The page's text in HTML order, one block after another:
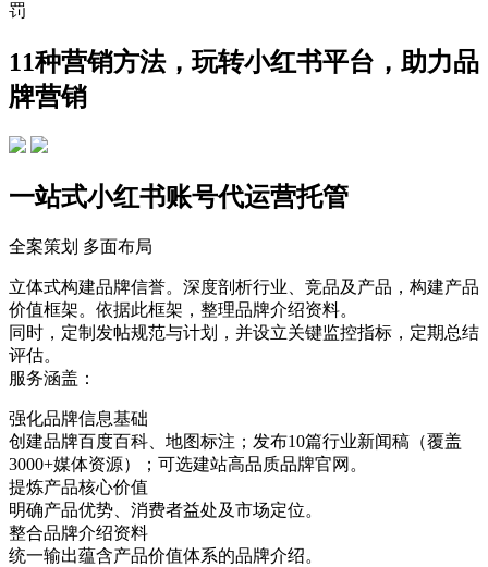
罚
11种营销方法，玩转小红书平台，助力品
牌营销
一站式小红书账号代运营托管
全案策划 多面布局
立体式构建品牌信誉。深度剖析行业、竞品及产品，构建产品
价值框架。依据此框架，整理品牌介绍资料。
同时，定制发帖规范与计划，并设立关键监控指标，定期总结
评估。
服务涵盖：
强化品牌信息基础
创建品牌百度百科、地图标注；发布10篇行业新闻稿（覆盖
3000+媒体资源）；可选建站高品质品牌官网。
提炼产品核心价值
明确产品优势、消费者益处及市场定位。
整合品牌介绍资料
统一输出蕴含产品价值体系的品牌介绍。